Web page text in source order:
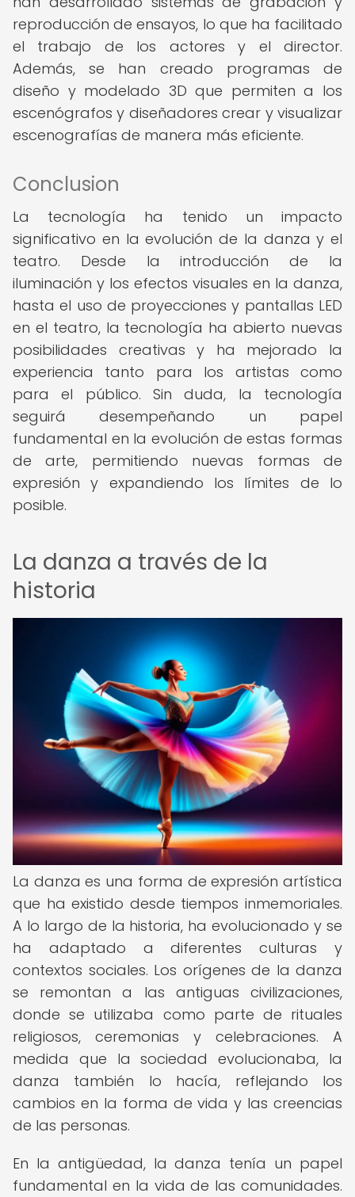
reproducción de ensayos, lo que ha facilitado
el trabajo de los actores y el director.
Además, se han creado programas de
diseño y modelado 3D que permiten a los
escenógrafos y diseñadores crear y visualizar
escenografías de manera más eficiente.
Conclusion
La tecnología ha tenido un impacto
significativo en la evolución de la danza y el
teatro. Desde la introducción de la
iluminación y los efectos visuales en la danza,
hasta el uso de proyecciones y pantallas LED
en el teatro, la tecnología ha abierto nuevas
posibilidades creativas y ha mejorado la
experiencia tanto para los artistas como
para el público. Sin duda, la tecnología
seguirá desempeñando un papel
fundamental en la evolución de estas formas
de arte, permitiendo nuevas formas de
expresión y expandiendo los límites de lo
posible.
La danza a través de la
historia
La danza es una forma de expresión artística
que ha existido desde tiempos inmemoriales.
A lo largo de la historia, ha evolucionado y se
ha adaptado a diferentes culturas y
contextos sociales. Los orígenes de la danza
se remontan a las antiguas civilizaciones,
donde se utilizaba como parte de rituales
religiosos, ceremonias y celebraciones. A
medida que la sociedad evolucionaba, la
danza también lo hacía, reflejando los
cambios en la forma de vida y las creencias
de las personas.
En la antigüedad, la danza tenía un papel
fundamental en la vida de las comunidades.